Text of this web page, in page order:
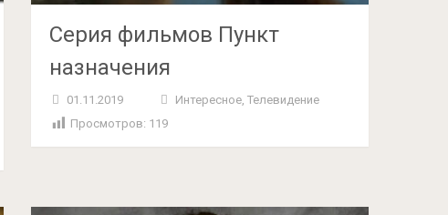
Серия фильмов Пункт
назначения
01.11.2019 Интересное,Телевидение
Просмотров: 119